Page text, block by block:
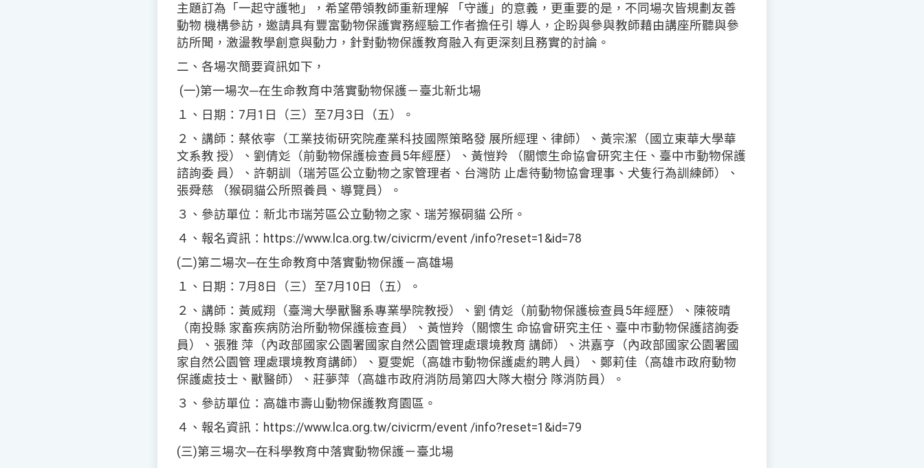
主題訂為「一起守護牠」，希望帶領教師重新理解 「守護」的意義，更重要的是，不同場次皆規劃友善
動物 機構參訪，邀請具有豐富動物保護實務經驗工作者擔任引 導人，企盼與參與教師藉由講座所聽與參
訪所聞，激盪教學創意與動力，針對動物保護教育融入有更深刻且務實的討論。
二、各場次簡要資訊如下，
(一)第一場次─在生命教育中落實動物保護－臺北新北場
１、日期：7月1日（三）至7月3日（五）。
２、講師：蔡依寧（工業技術研究院產業科技國際策略發 展所經理、律師）、黃宗潔（國立東華大學華
文系教 授）、劉倩彣（前動物保護檢查員5年經歷）、黃愷羚 （關懷生命協會研究主任、臺中市動物保護
諮詢委 員）、許朝訓（瑞芳區公立動物之家管理者、台灣防 止虐待動物協會理事、犬隻行為訓練師）、
張舜慈 （猴硐貓公所照養員、導覽員）。
３、參訪單位：新北市瑞芳區公立動物之家、瑞芳猴硐貓 公所。
４、報名資訊：https://www.lca.org.tw/civicrm/event /info?reset=1&id=78
(二)第二場次─在生命教育中落實動物保護－高雄場
１、日期：7月8日（三）至7月10日（五）。
２、講師：黃威翔（臺灣大學獸醫系專業學院教授）、劉 倩彣（前動物保護檢查員5年經歷）、陳筱晴
（南投縣 家畜疾病防治所動物保護檢查員）、黃愷羚（關懷生 命協會研究主任、臺中市動物保護諮詢委
員）、張雅 萍（內政部國家公園署國家自然公園管理處環境教育 講師）、洪嘉亨（內政部國家公園署國
家自然公園管 理處環境教育講師）、夏雯妮（高雄市動物保護處約聘人員）、鄭莉佳（高雄市政府動物
保護處技士、獸醫師）、莊夢萍（高雄市政府消防局第四大隊大樹分 隊消防員）。
３、參訪單位：高雄市壽山動物保護教育園區。
４、報名資訊：https://www.lca.org.tw/civicrm/event /info?reset=1&id=79
(三)第三場次─在科學教育中落實動物保護－臺北場